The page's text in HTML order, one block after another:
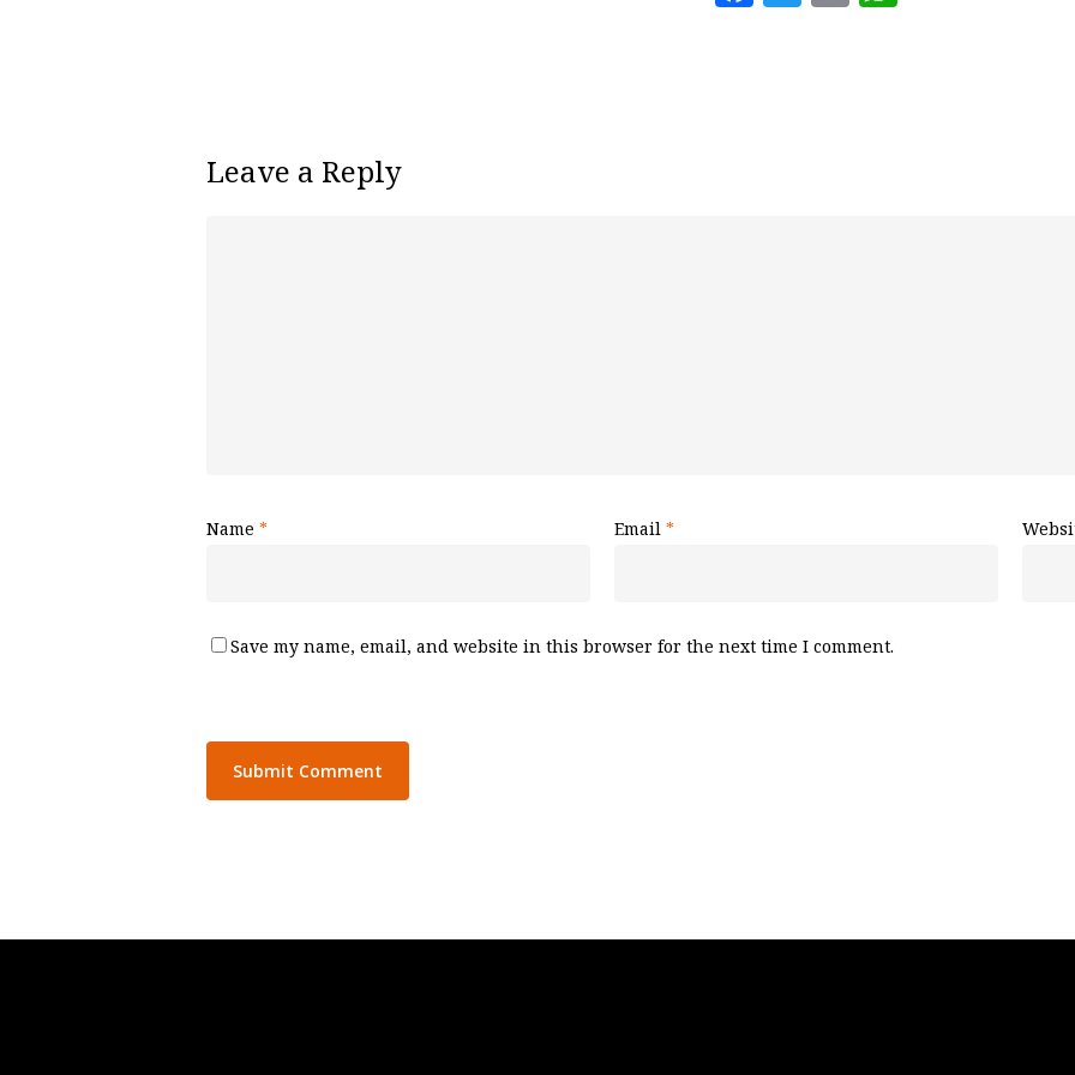
Leave a Reply
Name * Email *
Save my name, email, and website in this browser for the next time I comment.